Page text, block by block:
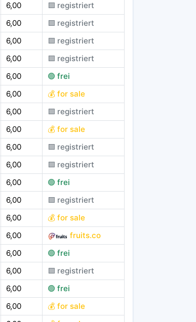
6,00
🟪 registriert
6,00
🟪 registriert
6,00
🟪 registriert
6,00
🟪 registriert
6,00
🟢 frei
6,00
💰 for sale
6,00
🟪 registriert
6,00
💰 for sale
6,00
🟪 registriert
6,00
🟪 registriert
6,00
🟢 frei
6,00
🟪 registriert
6,00
💰 for sale
6,00
fruits.co
6,00
🟢 frei
6,00
🟪 registriert
6,00
🟢 frei
6,00
💰 for sale